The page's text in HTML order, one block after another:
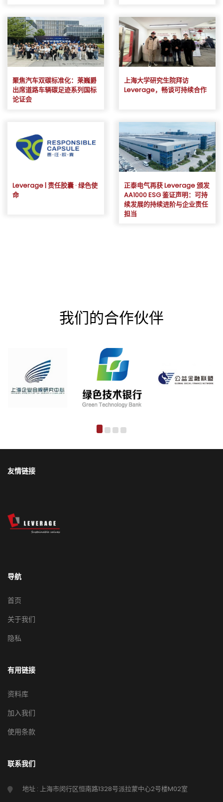
聚焦汽车双碳标准化：莱巍爵
出席道路车辆碳足迹系列国标
论证会
上海大学研究生院拜访
Leverage，畅谈可持续合作
Leverage | 责任胶囊 · 绿色使
命
正泰电气再获 Leverage 颁发
AA1000 ESG 鉴证声明：可持
续发展的持续进阶与企业责任
担当
我们的合作伙伴
友情链接
导航
首页
关于我们
隐私
有用链接
资料库
加入我们
使用条款
联系我们
地址 : 上海市闵行区恒南路1328号派拉蒙中心2号楼M02室